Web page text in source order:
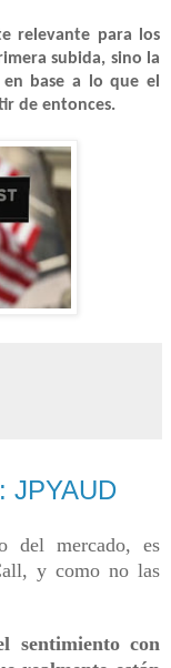
relevante para los
subida, sino la
base a lo que el
de entonces.
JPYAUD
del mercado, es
y como no las
sentimiento con